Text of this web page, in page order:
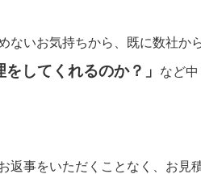
ないお気持ちから、既に数社か
してくれるのか？」
など
返事をいただくことなく、お見